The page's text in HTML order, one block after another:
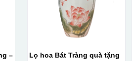
lên gốm sứ
–
Lọ hoa Bát Tràng quà tặng